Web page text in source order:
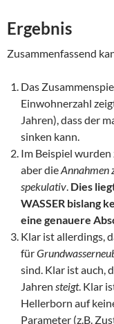
Ergebnis
Zusammenfassend
Das
Einwohnerzahl
Jahren), dass der
sinken kann.
Im Beispiel
aber dieAnnahmen
spekulativ Dies
WASSER bislang
eine genauere
Klar ist allerdings,
für
sind. Klar ist auch,
Jahren steigt. Klar
Hellerborn auf
Parameter (z.B.